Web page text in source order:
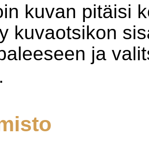
kuvan pitäisi
kuvaotsikon
ja